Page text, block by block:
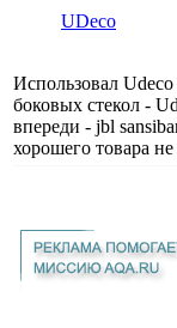
UDeco
Использовал
боковых стекол -
впереди - jbl
хорошего товара